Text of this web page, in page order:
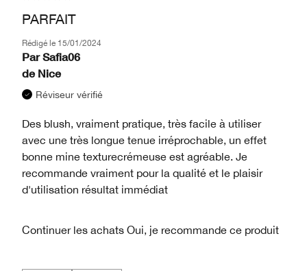
PARFAIT
Rédigé le 15/01/2024
Par Safia06
de Nice
Réviseur vérifié
Des blush, vraiment pratique, très facile à utiliser
avec une très longue tenue irréprochable, un effet
bonne mine texturecrémeuse est agréable. Je
recommande vraiment pour la qualité et le plaisir
d'utilisation résultat immédiat
Continuer les achats Oui, je recommande ce produit